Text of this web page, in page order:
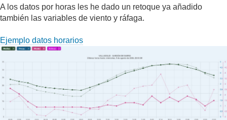
A los datos por horas les he dado un retoque ya añadido
también las variables de viento y ráfaga.
Ejemplo datos horarios